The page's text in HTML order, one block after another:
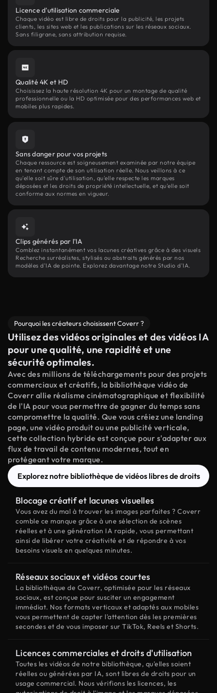
Licence d'utilisation commerciale
Chaque vidéo est libre de droits pour la publicité, les projets
clients, les sites web et les publications sur les réseaux sociaux.
Sans filigrane, sans attribution requise.
Qualité 4K et HD
Choisissez la haute résolution 4K pour un montage de qualité
professionnelle ou la HD optimisée pour des performances web et
mobiles plus rapides.
Sans danger pour vos projets
Chaque ressource est soigneusement examinée par notre équipe
en tenant compte de son utilisation réelle. Nous veillons à ce
qu'elle soit sûre d'utilisation, qu'elle respecte les marques
déposées et les droits de propriété intellectuelle, et qu'elle soit
conforme aux normes en vigueur.
Clips générés par l'IA
Comblez instantanément vos lacunes créatives grâce à des visuels
Recherche surréalistes, stylisés ou abstraits générés par nos
modèles d'IA de pointe. Explorez davantage notre Studio d'IA.
Pourquoi les créateurs choisissent Coverr ?
Utilisez des vidéos originales et des vidéos IA
pour une qualité, une rapidité et une
sécurité optimales.
Avec des millions de téléchargements pour des projets
commerciaux et créatifs, la bibliothèque vidéo de
Coverr allie réalisme cinématographique et flexibilité
de l'IA pour vous permettre de gagner du temps sans
compromettre la qualité. Que vous créiez une landing
page, une vidéo produit ou une publicité verticale,
cette collection hybride est conçue pour s'adapter aux
flux de travail de contenu modernes, tout en
protégeant votre marque.
Explorez notre bibliothèque de vidéos libres de droits
Blocage créatif et lacunes visuelles
Vous avez du mal à trouver les images parfaites ? Coverr
comble ce manque grâce à une sélection de scènes
réelles et à une génération IA rapide, vous permettant
ainsi de libérer votre créativité et de répondre à vos
besoins visuels en quelques minutes.
Réseaux sociaux et vidéos courtes
La bibliothèque de Coverr, optimisée pour les réseaux
sociaux, est conçue pour susciter un engagement
immédiat. Nos formats verticaux et adaptés aux mobiles
vous permettent de capter l'attention dès les premières
secondes et de vous imposer sur TikTok, Reels et Shorts.
Licences commerciales et droits d'utilisation
Toutes les vidéos de notre bibliothèque, qu'elles soient
réelles ou générées par IA, sont libres de droits pour un
usage commercial. Nous vérifions les licences, les